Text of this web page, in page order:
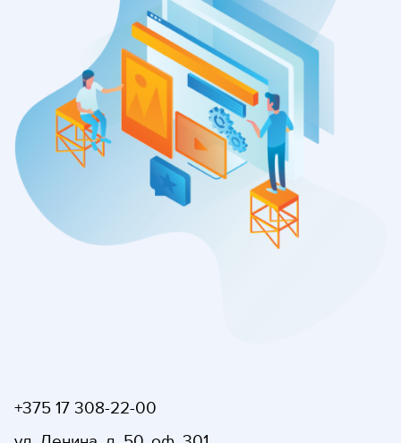
+375 17 308-22-00